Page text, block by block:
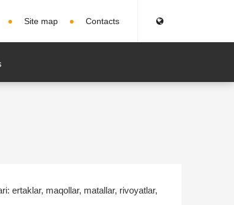
Site map Contacts
ertaklar, maqollar, matallar, rivoyatlar,